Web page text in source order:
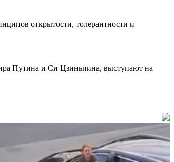
открытости, толерантности и
Путина и Си Цзиньпина, выступают на